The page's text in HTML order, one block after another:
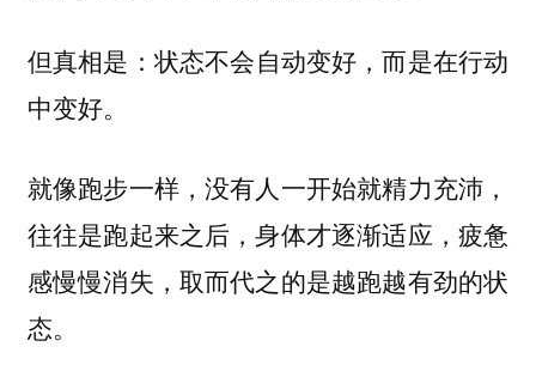
但真相是：状态不会自动变好，而是在行动
中变好。
就像跑步一样，没有人一开始就精力充沛，
往往是跑起来之后，身体才逐渐适应，疲惫
感慢慢消失，取而代之的是越跑越有劲的状
态。